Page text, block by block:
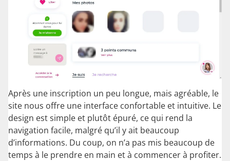
Après une inscription un peu longue, mais agréable, le
site nous offre une interface confortable et intuitive. Le
design est simple et plutôt épuré, ce qui rend la
navigation facile, malgré qu’il y ait beaucoup
d’informations. Du coup, on n’a pas mis beaucoup de
temps à le prendre en main et à commencer à profiter.